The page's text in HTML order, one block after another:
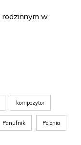
rodzinnym w
kompozytor
Panufnik Polonia